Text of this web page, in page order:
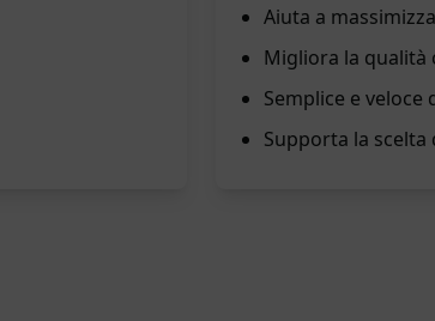
Aiuta a
Migliora la qualità
Semplice e
Supporta la